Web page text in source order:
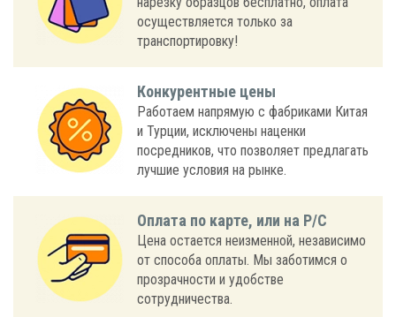
осуществляется только за
транспортировку!
Конкурентные цены
Работаем напрямую с фабриками Китая
и Турции, исключены наценки
посредников, что позволяет предлагать
лучшие условия на рынке.
Оплата по карте, или на Р/С
Цена остается неизменной, независимо
от способа оплаты. Мы заботимся о
прозрачности и удобстве
сотрудничества.